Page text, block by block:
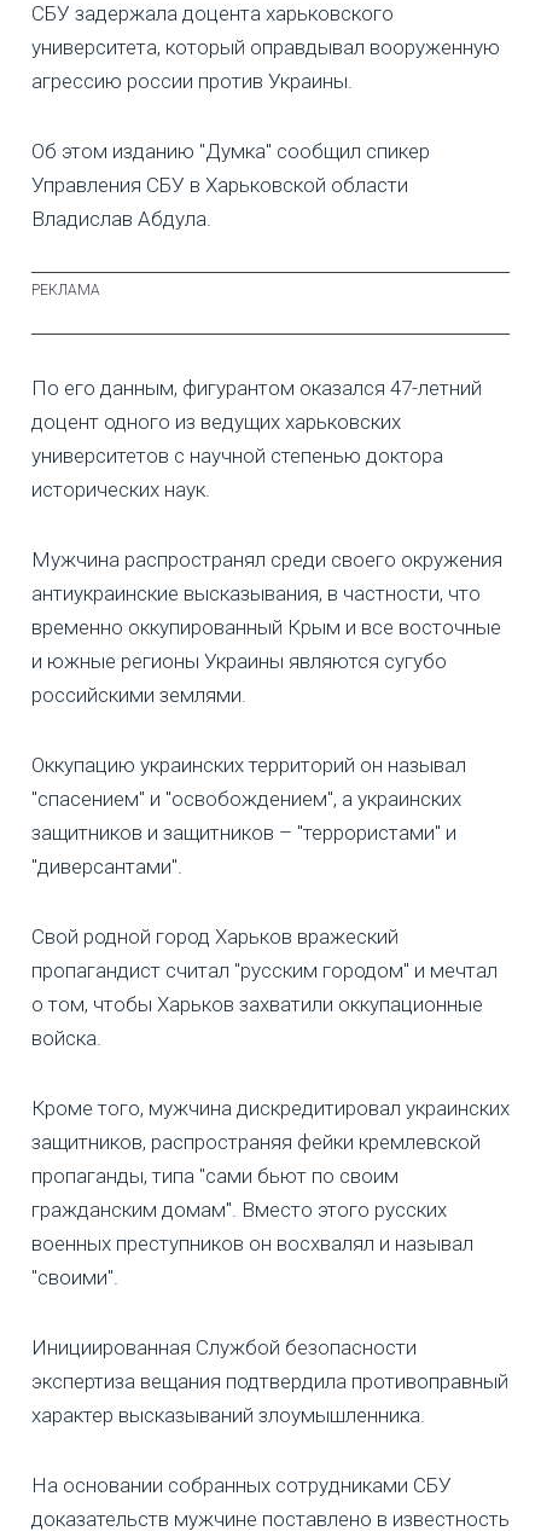
СБУ задержала доцента харьковского
университета, который оправдывал вооруженную
агрессию россии против Украины.
Об этом изданию "Думка" сообщил спикер
Управления СБУ в Харьковской области
Владислав Абдула.
По его данным, фигурантом оказался 47-летний
доцент одного из ведущих харьковских
университетов с научной степенью доктора
исторических наук.
Мужчина распространял среди своего окружения
антиукраинские высказывания, в частности, что
временно оккупированный Крым и все восточные
и южные регионы Украины являются сугубо
российскими землями.
Оккупацию украинских территорий он называл
"спасением" и "освобождением", а украинских
защитников и защитников – "террористами" и
"диверсантами".
Свой родной город Харьков вражеский
пропагандист считал "русским городом" и мечтал
о том, чтобы Харьков захватили оккупационные
войска.
Кроме того, мужчина дискредитировал украинских
защитников, распространяя фейки кремлевской
пропаганды, типа "сами бьют по своим
гражданским домам". Вместо этого русских
военных преступников он восхвалял и называл
"своими".
Инициированная Службой безопасности
экспертиза вещания подтвердила противоправный
характер высказываний злоумышленника.
На основании собранных сотрудниками СБУ
доказательств мужчине поставлено в известность